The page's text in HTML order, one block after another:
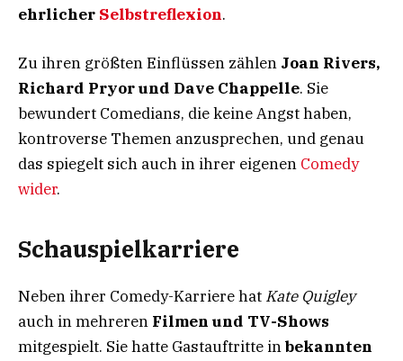
ehrlicher Selbstreflexion.
Zu ihren größten Einflüssen zählen Joan Rivers,
Richard Pryor und Dave Chappelle. Sie
bewundert Comedians, die keine Angst haben,
kontroverse Themen anzusprechen, und genau
das spiegelt sich auch in ihrer eigenen Comedy
wider.
Schauspielkarriere
Neben ihrer Comedy-Karriere hat Kate Quigley
auch in mehreren Filmen und TV-Shows
mitgespielt. Sie hatte Gastauftritte inbekannten